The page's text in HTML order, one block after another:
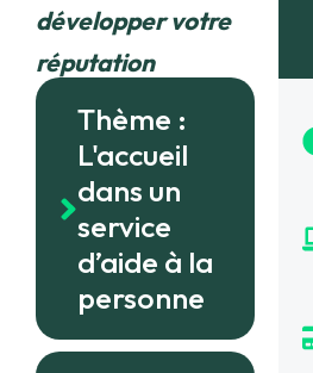
développer votre
réputation
Thème :
L'accueil
dans un
service
d’aide à la
personne